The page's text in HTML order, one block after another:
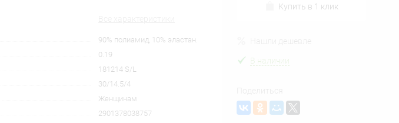
90% полиамид, 10% эластан.
0.19
181214 S/L
30/14.5/4
Женщинам
2901378038757
Купить в 1 клик
В наличии